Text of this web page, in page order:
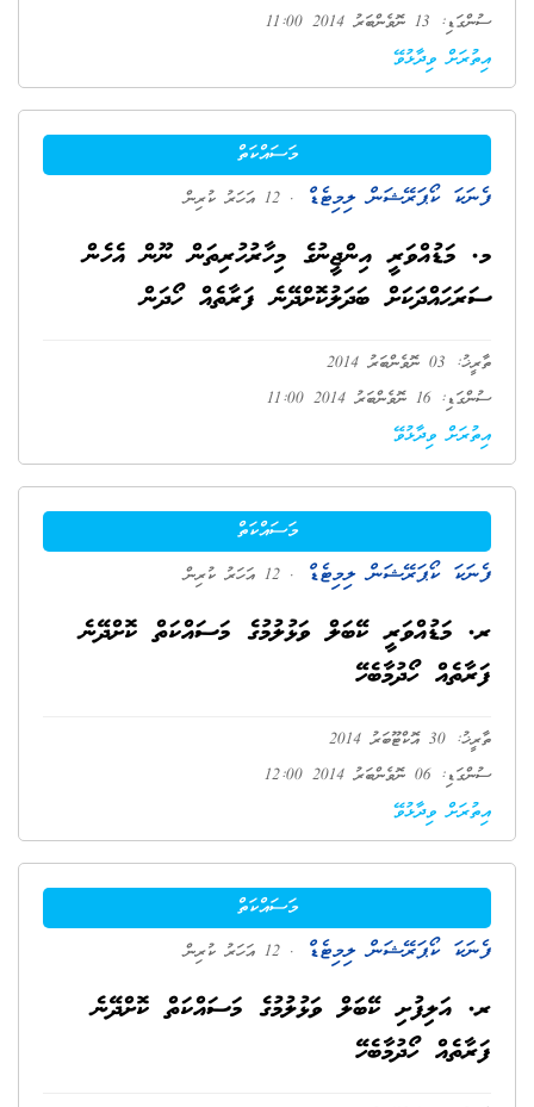
ސުންގަޑި: 13 ނޮވެންބަރު 2014 11:00
އިތުރަށް ވިދާޅުވޭ
މަސައްކަތް
ފެނަކަ ކޯޕަރޭޝަން ލިމިޓެޑް . 12 އަހަރު ކުރިން
މ. މަޑުއްވަރީ އިންޖީނުގެ މިހާރުހުރިތަން ނޫން އެހެން
ސަރަޙައްދަކަށް ބަދަލުކޮށްދޭނެ ފަރާތެއް ހޯދަން
ތާރީޚު: 03 ނޮވެންބަރު 2014
ސުންގަޑި: 16 ނޮވެންބަރު 2014 11:00
އިތުރަށް ވިދާޅުވޭ
މަސައްކަތް
ފެނަކަ ކޯޕަރޭޝަން ލިމިޓެޑް . 12 އަހަރު ކުރިން
ރ. މަޑުއްވަރީ ކޭބަލް ވަޅުލުމުގެ މަސައްކަތް ކޮށްދޭނެ
ފަރާތެއް ހޯދުމާބެހޭ
ތާރީޚު: 30 އޮކްޓޫބަރު 2014
ސުންގަޑި: 06 ނޮވެންބަރު 2014 12:00
އިތުރަށް ވިދާޅުވޭ
މަސައްކަތް
ފެނަކަ ކޯޕަރޭޝަން ލިމިޓެޑް . 12 އަހަރު ކުރިން
ރ. އަލިފުށި ކޭބަލް ވަޅުލުމުގެ މަސައްކަތް ކޮށްދޭނެ
ފަރާތެއް ހޯދުމާބެހޭ